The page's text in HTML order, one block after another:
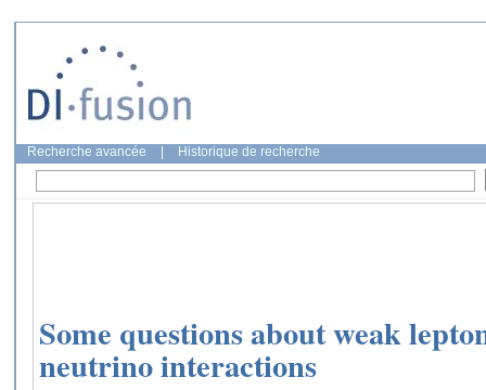
Recherche avancée Historique de recherche
Some questions about weak
neutrino interactions